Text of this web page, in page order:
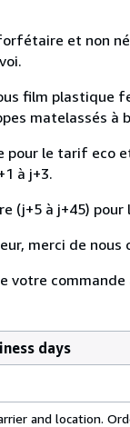
et non
film
matelassés
pour le tarif eco
à j+3.
(j+5 à j+45)
merci de
votre
days
and location.